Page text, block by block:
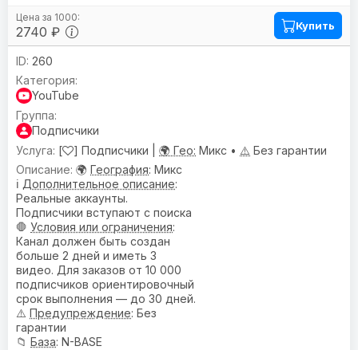
2740 ₽ Купить
260
YouTube
Подписчики
[
] Подписчики | 🌍 Гео: Микс • ⚠️ Без гарантии
🌍 География: Микс
ℹ️ Дополнительное описание:
Реальные аккаунты.
Подписчики вступают с поиска
🛑 Условия или ограничения:
Канал должен быть создан
больше 2 дней и иметь 3
видео. Для заказов от 10 000
подписчиков ориентировочный
срок выполнения — до 30 дней.
⚠️ Предупреждениe: Без
гарантии
📁 База: N-BASE